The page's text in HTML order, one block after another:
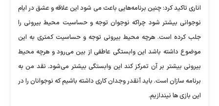
اناری تاکید کرد: چنین برنامه‌هایی باعث می شود این علاقه و عشق در ایام
نوجوانی بیشتر شود چراکه نوجوان توجه و حساسیت محیط بیرونی را
جلب کرده است. هرچه محیط بیرونی توجه و حساسیت کمتری به این
موضوع داشته باشد این وابستگی عاطفی از بین می‌رود و هرچه محیط
بیرونی بیشتر بر آن تمرکز کند این وابستگی بیشتر می‌شود. نقد من به
برنامه سازان است. باید آنقدر وجدان کاری داشته باشیم که نوجوانان را در
این بازی ها نیندازیم.